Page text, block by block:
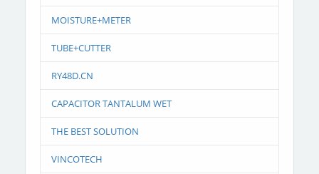
MOISTURE+METER
TUBE+CUTTER
RY48D.CN
CAPACITOR TANTALUM WET
THE BEST SOLUTION
VINCOTECH